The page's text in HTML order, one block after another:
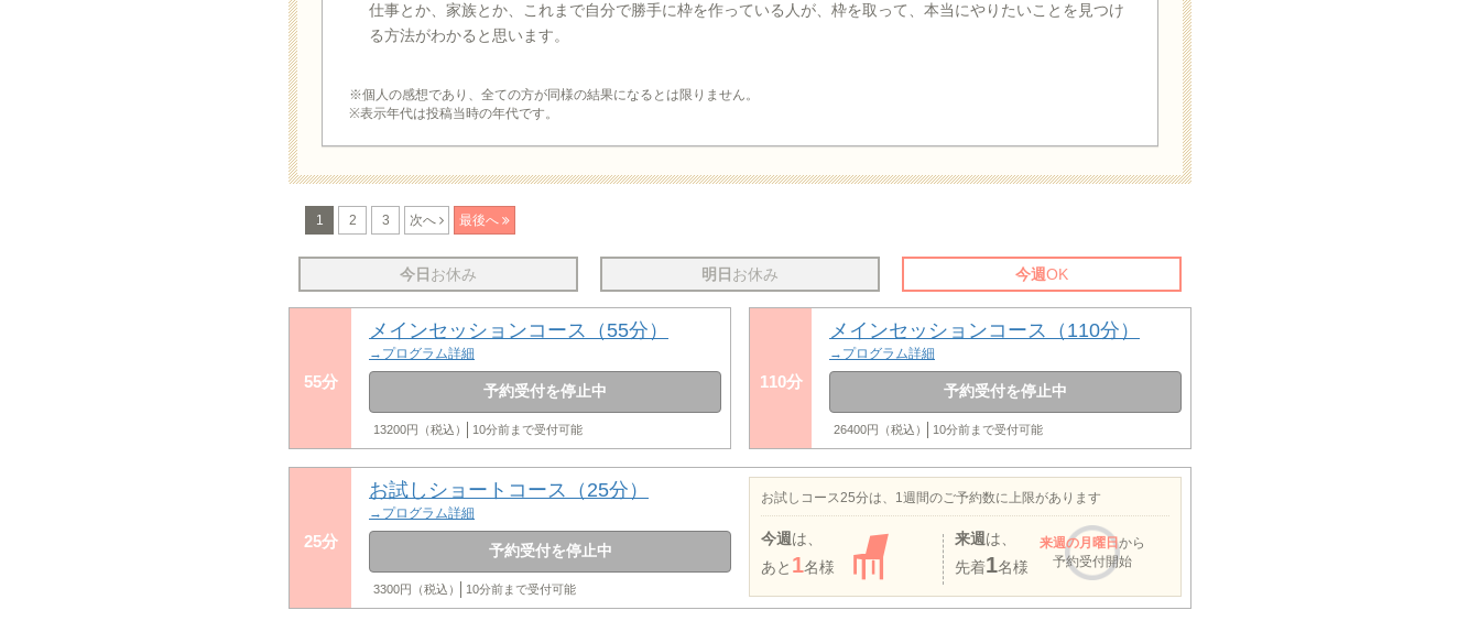
仕事とか、家族とか、これまで自分で勝手に枠を作っている人が、枠を取って、本当にやりたいことを見つけ
る方法がわかると思います。
※個人の感想であり、全ての方が同様の結果になるとは限りません。
※表示年代は投稿当時の年代です。
1 2 3 次へ 最後へ
今日 お休み 明日 お休み 今週OK
55分
メインセッションコース（55分）
→プログラム詳細
予約受付を停止中
13200円（税込） 10分前まで受付可能
110分
メインセッションコース（110分）
→プログラム詳細
予約受付を停止中
26400円（税込） 10分前まで受付可能
25分
お試しショートコース（25分）
→プログラム詳細
予約受付を停止中
3300円（税込） 10分前まで受付可能
お試しコース25分は、1週間のご予約数に上限があります
今週 は、
あと 1名様
来週 は、
先着1名様
来週の月曜日から
予約受付開始